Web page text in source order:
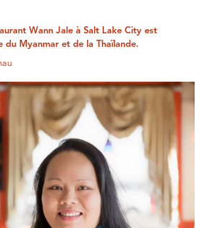
Wann Jale à Salt Lake City est
du Myanmar et de la Thaïlande.